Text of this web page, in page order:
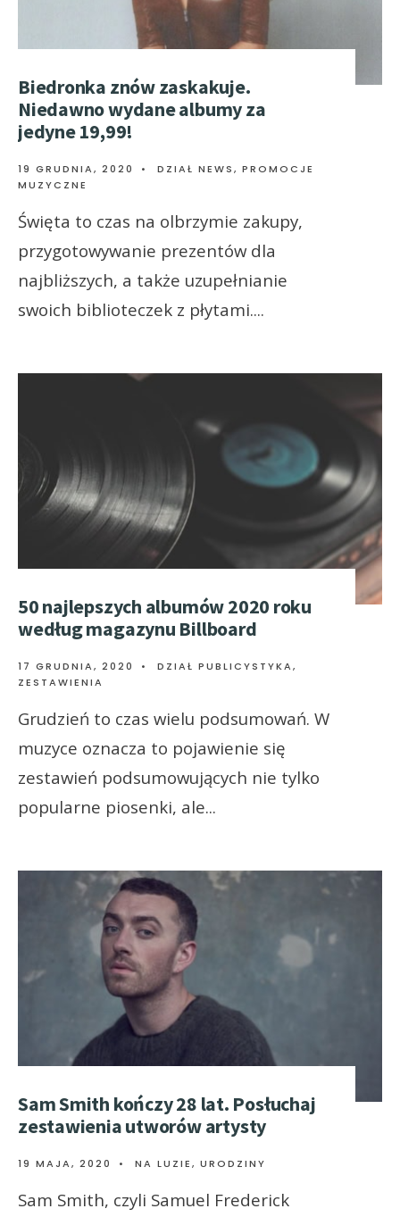
Biedronka znów zaskakuje.
Niedawno wydane albumy za
jedyne 19,99!
19 GRUDNIA, 2020 • DZIAŁ NEWS, PROMOCJE
MUZYCZNE
Święta to czas na olbrzymie zakupy,
przygotowywanie prezentów dla
najbliższych, a także uzupełnianie
swoich biblioteczek z płytami....
50 najlepszych albumów 2020 roku
według magazynu Billboard
17 GRUDNIA, 2020 • DZIAŁ PUBLICYSTYKA,
ZESTAWIENIA
Grudzień to czas wielu podsumowań. W
muzyce oznacza to pojawienie się
zestawień podsumowujących nie tylko
popularne piosenki, ale...
Sam Smith kończy 28 lat. Posłuchaj
zestawienia utworów artysty
19 MAJA, 2020 • NA LUZIE, URODZINY
Sam Smith, czyli Samuel Frederick